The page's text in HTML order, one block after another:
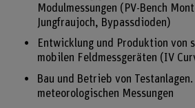
Modulmessungen (PV-Bench
Jungfraujoch, Bypassdioden)
Entwicklung und Produktion von
mobilen Feldmessgeräten (IV
Bau und Betrieb von
meteorologischen Messungen